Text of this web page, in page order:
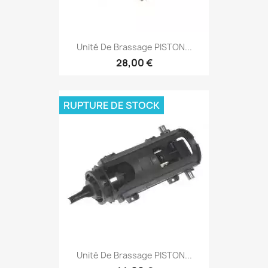
Unité De Brassage PISTON...
28,00 €
Unité De Brassage PISTON...
RUPTURE DE STOCK